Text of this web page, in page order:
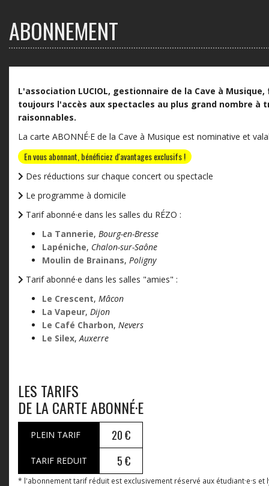
ABONNEMENT
L'association LUCIOL, gestionnaire de la Cave à
toujours l'accès aux spectacles au plus grand nombre à
raisonnables.
La carte ABONNÉ·E de la Cave à Musique est nominative et
En vous abonnant, bénéficiez d'avantages exclusifs !
Des réductions sur chaque concert ou spectacle
Le programme à domicile
Tarif abonné·e dans les salles du RÉZO :
La Tannerie, Bourg-en-Bresse
Lapéniche, Chalon-sur-Saône
Moulin de Brainans, Poligny
Tarif abonné·e dans les salles "amies" :
Le Crescent, Mâcon
La Vapeur, Dijon
Le Café Charbon, Nevers
Le Silex,Auxerre
LES TARIFS
DE LA CARTE ABONNÉ·E
PLEIN TARIF 20 €
TARIF REDUIT 5 €
* l'abonnement tarif réduit est exclusivement réservé aux étudiant·e·s et